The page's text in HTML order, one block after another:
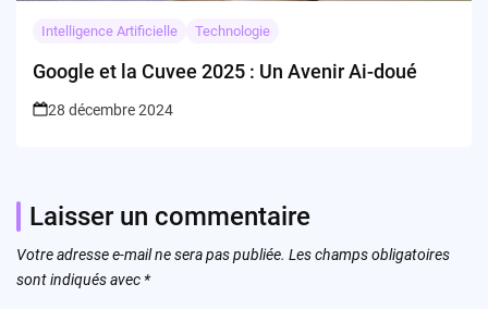
Intelligence Artificielle Technologie
Google et la Cuvee 2025 : Un Avenir Ai-doué
28 décembre 2024
Laisser un commentaire
Votre adresse e-mail ne sera pas publiée. Les champs obligatoires
sont indiqués avec *